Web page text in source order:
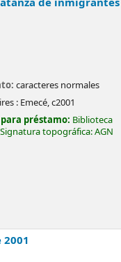
caracteres normales
: Emecé,c2001
préstamo: Biblioteca
Signatura topográfica:AGN